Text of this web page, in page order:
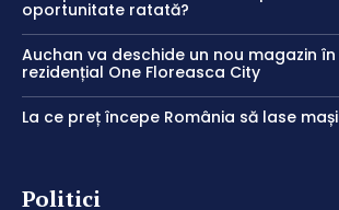
oportunitate ratată?
Auchan va deschide un nou magazin
rezidențial One Floreasca City
La ce preț începe România să lase
Politici